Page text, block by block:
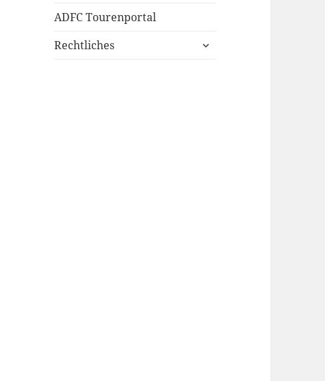
ADFC Tourenportal
Rechtliches
untermenü